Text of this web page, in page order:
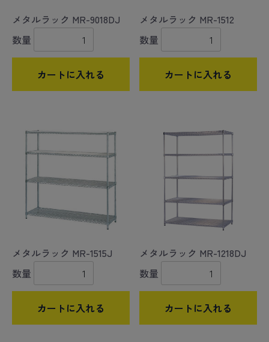
メタルラック MR-9018DJ
数量
カートに入れる
メタルラック MR-1512
数量
カートに入れる
メタルラック MR-1515J
数量
カートに入れる
メタルラック MR-1218DJ
数量
カートに入れる